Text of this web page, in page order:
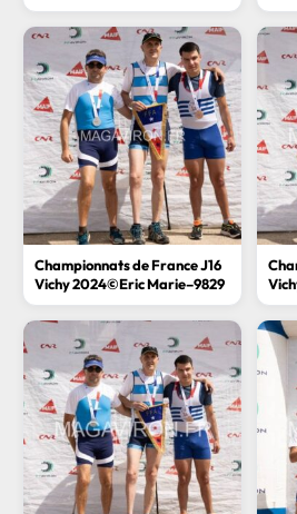
Championnats de France J16
Vichy 2024©Eric Marie–9829